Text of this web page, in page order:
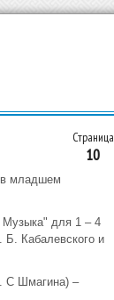
Страница
10
в младшем
Музыка" для 1 – 4
Б. Кабалевского и
С Шмагина) –